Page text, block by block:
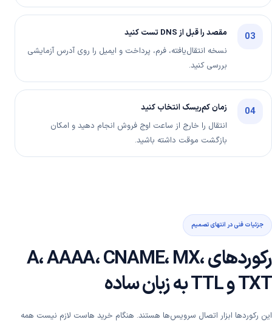
03
مقصد را قبل از DNS تست کنید
نسخه انتقال‌یافته، فرم، پرداخت و ایمیل را روی آدرس آزمایشی
بررسی کنید.
04
زمان کم‌ریسک انتخاب کنید
انتقال را خارج از ساعت اوج فروش انجام دهید و امکان
بازگشت موقت داشته باشید.
جزئیات فنی در انتهای تصمیم
رکوردهای A، AAAA، CNAME، MX،
TXT و TTL به زبان ساده
این رکوردها ابزار اتصال سرویس‌ها هستند. هنگام خرید هاست لازم نیست همه